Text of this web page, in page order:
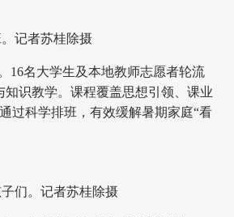
记者苏桂除摄
名大学生及本地教师志愿者轮流
识教学。课程覆盖思想引领、课业
过科学排班，有效缓解暑期家庭“看
们。记者苏桂除摄